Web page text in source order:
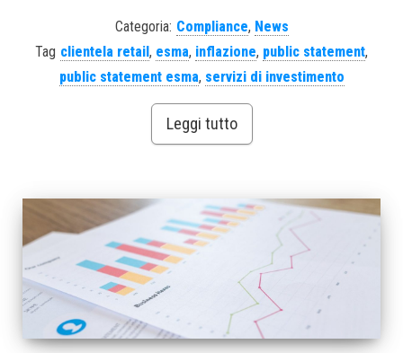
Categoria: Compliance, News
Tag clientela retail, esma, inflazione, public statement,
public statement esma, servizi di investimento
Leggi tutto